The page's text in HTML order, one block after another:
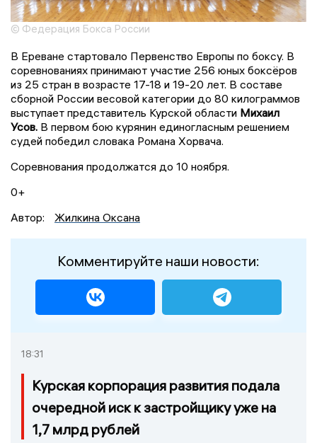
© Федерация Бокса России
В Ереване стартовало Первенство Европы по боксу. В
соревнованиях принимают участие 256 юных боксёров
из 25 стран в возрасте 17-18 и 19-20 лет. В составе
сборной России весовой категории до 80 килограммов
выступает представитель Курской области Михаил
Усов. В первом бою курянин единогласным решением
судей победил словака Романа Хорвача.
Соревнования продолжатся до 10 ноября.
0+
Автор:
Жилкина Оксана
Комментируйте наши новости:
18:31
Курская корпорация развития подала
очередной иск к застройщику уже на
1,7 млрд рублей